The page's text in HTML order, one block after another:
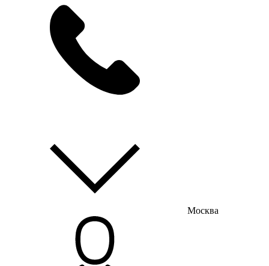
Москва